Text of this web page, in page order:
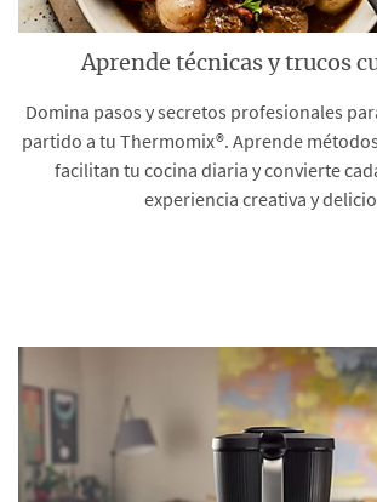
Aprende técnicas y trucos
Domina pasos y secretos profesionales
partido a tu Thermomix®. Aprende
facilitan tu cocina diaria y convierte
experiencia creativa y